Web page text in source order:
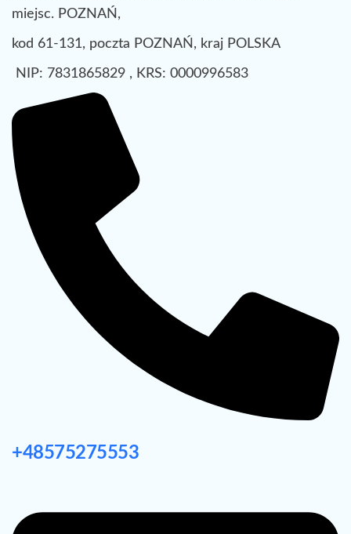
miejsc. POZNAŃ,
kod 61-131, poczta POZNAŃ, kraj POLSKA
NIP: 7831865829 , KRS: 0000996583
+48575275553